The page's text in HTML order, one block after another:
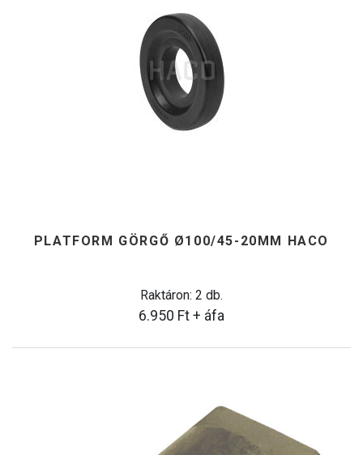
PLATFORM GÖRGŐ Ø100/45-20MM HACO
Raktáron: 2 db.
6.950 Ft + áfa